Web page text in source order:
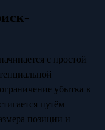
с простой
убытка в
путём
позиции и